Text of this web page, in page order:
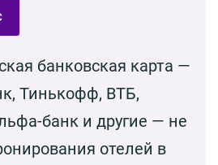
банковская карта —
Тинькофф, ВТБ,
банк и другие — не
отелей в